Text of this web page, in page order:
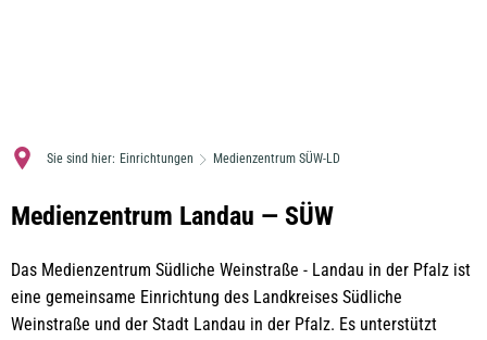
Sie sind hier: Einrichtungen Medienzentrum SÜW-LD
Medienzentrum
LD
Medienzentrum Landau — SÜW
Das Medienzentrum Südliche Weinstraße - Landau in der Pfalz ist
eine gemeinsame Einrichtung des Landkreises Südliche
Weinstraße und der Stadt Landau in der Pfalz. Es unterstützt